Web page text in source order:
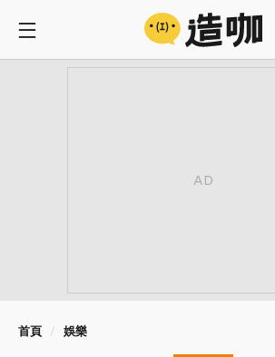
首頁 娛樂